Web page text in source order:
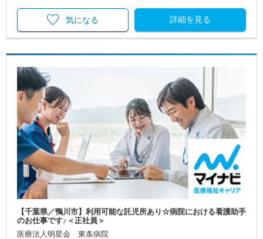
詳細を見る
気になる
【千葉県／鴨川市】利用可能な託児所あり☆病院における看護助手
のお仕事です♪＜正社員＞
医療法人明星会 東条病院